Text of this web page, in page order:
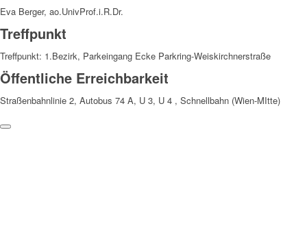
Eva Berger, ao.UnivProf.i.R.Dr.
Treffpunkt
Treffpunkt: 1.Bezirk, Parkeingang Ecke Parkring-Weiskirchnerstraße
Öffentliche Erreichbarkeit
Straßenbahnlinie 2, Autobus 74 A, U 3, U 4 , Schnellbahn (Wien-MItte)